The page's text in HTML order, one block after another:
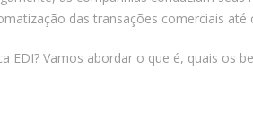
das transações comerciais até
EDI? Vamos abordar o que é, quais